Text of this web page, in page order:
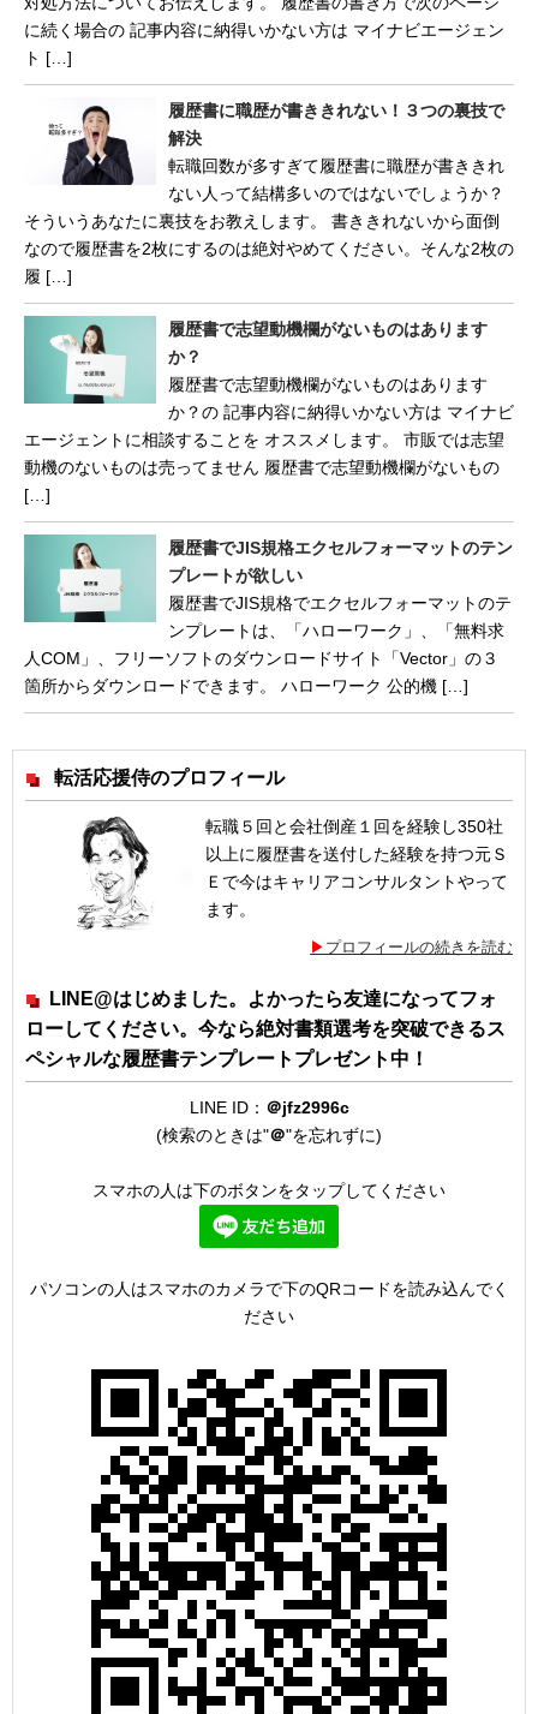
に続く場合の 記事内容に納得いかない方は マイナビエージェン
ト […]
履歴書に職歴が書ききれない！３つの裏技で
解決
転職回数が多すぎて履歴書に職歴が書ききれ
ない人って結構多いのではないでしょうか？
そういうあなたに裏技をお教えします。 書ききれないから面倒
なので履歴書を2枚にするのは絶対やめてください。そんな2枚の
履 […]
履歴書で志望動機欄がないものはあります
か？
履歴書で志望動機欄がないものはあります
か？の 記事内容に納得いかない方は マイナビ
エージェントに相談することを オススメします。 市販では志望
動機のないものは売ってません 履歴書で志望動機欄がないもの
[…]
履歴書でJIS規格エクセルフォーマットのテン
プレートが欲しい
履歴書でJIS規格でエクセルフォーマットのテ
ンプレートは、「ハローワーク」、「無料求
人COM」、フリーソフトのダウンロードサイト「Vector」の３
箇所からダウンロードできます。 ハローワーク 公的機 […]
転活応援侍のプロフィール
転職５回と会社倒産１回を経験し350社
以上に履歴書を送付した経験を持つ元Ｓ
Ｅで今はキャリアコンサルタントやって
ます。
プロフィールの続きを読む
LINE@はじめました。よかったら友達になってフォ
ローしてください。今なら絶対書類選考を突破できるス
ペシャルな履歴書テンプレートプレゼント中！
LINE ID： ＠jfz2996c
(検索のときは"＠"を忘れずに)
スマホの人は下のボタンをタップしてください
パソコンの人はスマホのカメラで下のQRコードを読み込んでく
ださい